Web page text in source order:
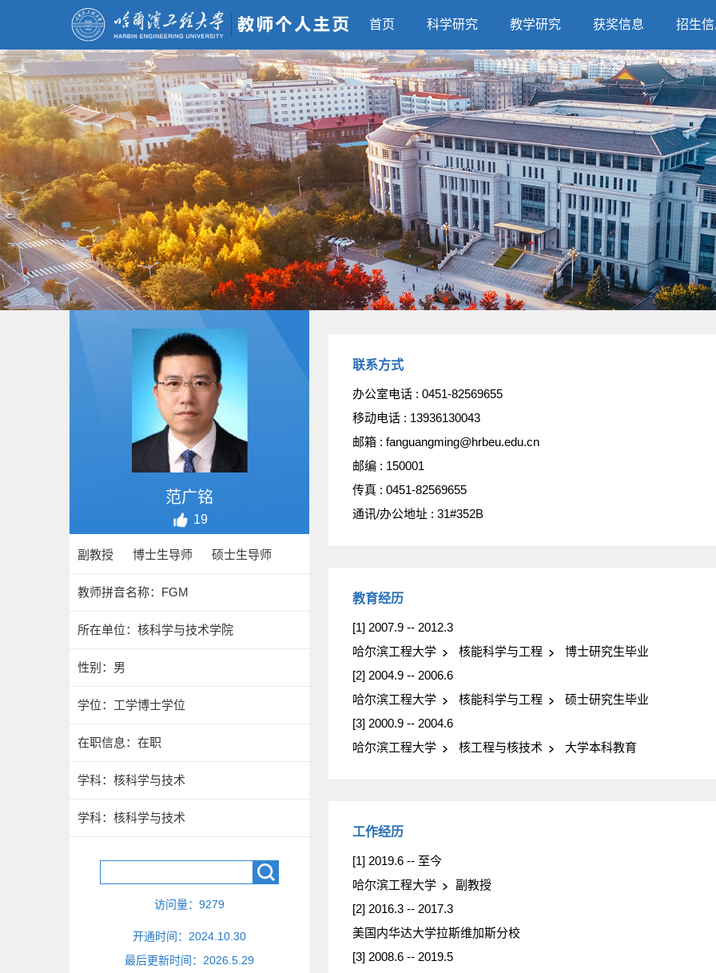
首页 科学研究 教学研究 获奖信息 招生
范广铭
19
副教授 博士生导师 硕士生导师
教师拼音名称：FGM
所在单位：核科学与技术学院
性别：男
学位：工学博士学位
在职信息：在职
学科：核科学与技术
学科：核科学与技术
访问量： 9279
开通时间： 2024 10 30
最后更新时间： 2026 5 29
联系方式
办公室电话 : 0451-82569655
移动电话 : 13936130043
邮箱 : fanguangming@hrbeu.edu.cn
邮编 : 150001
传真 : 0451-82569655
通讯/办公地址 : 31#352B
教育经历
[1] 2007.9 -- 2012.3
哈尔滨工程大学
核能科学与工程
博士研究生毕业
[2] 2004.9 -- 2006.6
哈尔滨工程大学
核能科学与工程
硕士研究生毕业
[3] 2000.9 -- 2004.6
哈尔滨工程大学
核工程与核技术 大学本科教育
工作经历
[1] 2019.6 -- 至今
哈尔滨工程大学
副教授
[2] 2016.3 -- 2017.3
美国内华达大学拉斯维加斯分校
[3] 2008.6 -- 2019.5